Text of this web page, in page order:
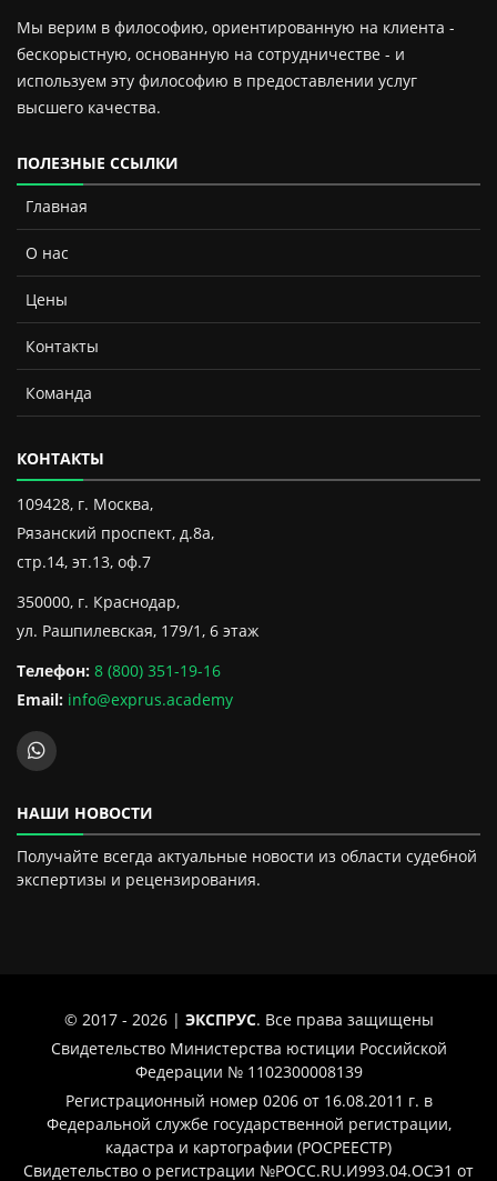
Мы верим в философию, ориентированную на клиента -
бескорыстную, основанную на сотрудничестве - и
используем эту философию в предоставлении услуг
высшего качества.
ПОЛЕЗНЫЕ ССЫЛКИ
Главная
О нас
Цены
Контакты
Команда
КОНТАКТЫ
109428, г. Москва,
Рязанский проспект, д.8а,
стр.14, эт.13, оф.7
350000, г. Краснодар,
ул. Рашпилевская, 179/1, 6 этаж
Телефон: 8 (800) 351-19-16
Email: info@exprus.academy
НАШИ НОВОСТИ
Получайте всегда актуальные новости из области судебной
экспертизы и рецензирования.
© 2017 - 2026 | ЭКСПРУС. Все права защищены
Свидетельство Министерства юстиции Российской
Федерации № 1102300008139
Регистрационный номер 0206 от 16.08.2011 г. в
Федеральной службе государственной регистрации,
кадастра и картографии (РОСРЕЕСТР)
Свидетельство о регистрации №РОСС.RU.И993.04.ОСЭ1 от